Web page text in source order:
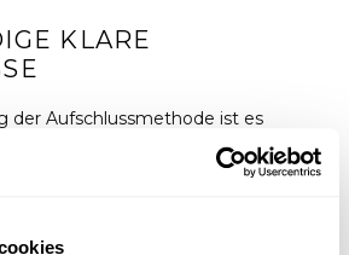
KLARE
der Aufschlussmethode ist es
und Druck müssen so